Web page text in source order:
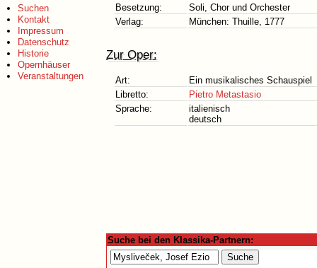
Suchen
Kontakt
Impressum
Datenschutz
Historie
Opernhäuser
Veranstaltungen
Besetzung:
Soli, Chor und Orchester
Verlag:
München: Thuille, 1777
Zur Oper:
Art:
Ein musikalisches Schauspiel
Libretto:
Pietro Metastasio
Sprache:
italienisch
deutsch
Suche bei den Klassika-Partnern: